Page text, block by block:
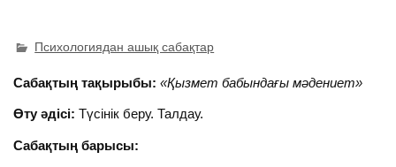
Психологиядан ашық сабақтар
Сабақтың тақырыбы:«Қызмет бабындағы мәдениет»
Өту әдісі:Түсінік беру. Талдау.
Сабақтың барысы: